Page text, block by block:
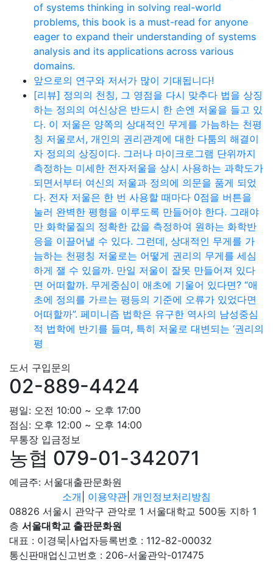
of systems thinking in solving real-world
problems, this book is a must-read for anyone
eager to expand their understanding of systems
analysis and its applications across various
domains.
앞으로의 연구와 저서가 많이 기대됩니다!
[리뷰] 정의의 천칭, 그 영점을 다시 맞추다 법을 상징
하는 정의의 여신상은 반드시 한 손엔 저울을 들고 있
다. 이 저울은 양쪽의 상대적인 무게를 가늠하는 천평
칭 저울로서, 개인의 권리관계에 대한 다툼의 해결이
자 정의의 상징이다. 그러나 마이크로그램 단위까지
측정하는 미세한 전자저울을 상시 사용하는 과학도가
되면서부터 여신의 저울과 정의에 의문을 품게 되었
다. 전자 저울은 한 번 사용할 때마다 0점을 버튼을
눌러 완벽한 평형을 이루도록 만들어야 한다. 그래야
만 화학물질의 정확한 값을 측정하여 원하는 화학반
응을 이끌어낼 수 있다. 그런데, 상대적인 무게를 가
늠하는 천평칭 저울로는 어떻게 권리의 무게를 세심
하게 잴 수 있을까. 만일 저울이 잘못 만들어져 있다
면 어떠할까. 무게중심이 애초에 기울어 있다면? “애
초에 정의를 가르는 평등의 기준에 오류가 있었다면
어떠할까”. 페미니즘 법학은 유구한 역사의 남성중심
적 법학에 반기를 들며, 특히 저울로 대변되는 ‘권리의
평
도서 구입문의
02-889-4424
평일: 오전 10:00 ~ 오후 17:00
점심: 오후 12:00 ~ 오후 14:00
무통장 입금정보
농협 079-01-342071
예금주: 서울대출판문화원
소개
이용약관 개인정보처리방침
08826 서울시 관악구 관악로 1 서울대학교 500동 지하 1
층 서울대학교 출판문화원
대표 : 이경묵 사업자등록번호 : 112-82-00032
통신판매업신고번호 : 206-서울관악-017475